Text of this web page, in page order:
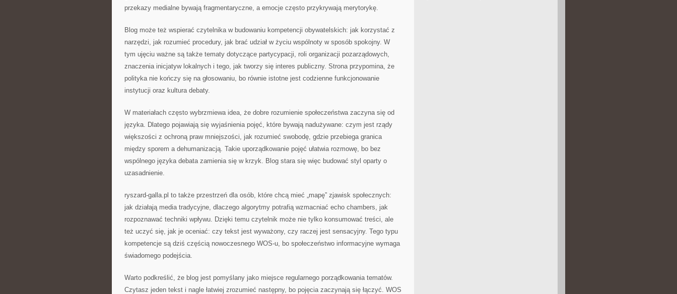
przekazy medialne bywają fragmentaryczne, a emocje często przykrywają merytorykę.
Blog może też wspierać czytelnika w budowaniu kompetencji obywatelskich: jak korzystać z
narzędzi, jak rozumieć procedury, jak brać udział w życiu wspólnoty w sposób spokojny. W
tym ujęciu ważne są także tematy dotyczące partycypacji, roli organizacji pozarządowych,
znaczenia inicjatyw lokalnych i tego, jak tworzy się interes publiczny. Strona przypomina, że
polityka nie kończy się na głosowaniu, bo równie istotne jest codzienne funkcjonowanie
instytucji oraz kultura debaty.
W materiałach często wybrzmiewa idea, że dobre rozumienie społeczeństwa zaczyna się od
języka. Dlatego pojawiają się wyjaśnienia pojęć, które bywają nadużywane: czym jest rządy
większości z ochroną praw mniejszości, jak rozumieć swobodę, gdzie przebiega granica
między sporem a dehumanizacją. Takie uporządkowanie pojęć ułatwia rozmowę, bo bez
wspólnego języka debata zamienia się w krzyk. Blog stara się więc budować styl oparty o
uzasadnienie.
ryszard-galla.pl to także przestrzeń dla osób, które chcą mieć „mapę” zjawisk społecznych:
jak działają media tradycyjne, dlaczego algorytmy potrafią wzmacniać echo chambers, jak
rozpoznawać techniki wpływu. Dzięki temu czytelnik może nie tylko konsumować treści, ale
też uczyć się, jak je oceniać: czy tekst jest wyważony, czy raczej jest sensacyjny. Tego typu
kompetencje są dziś częścią nowoczesnego WOS-u, bo społeczeństwo informacyjne wymaga
świadomego podejścia.
Warto podkreślić, że blog jest pomyślany jako miejsce regularnego porządkowania tematów.
Czytasz jeden tekst i nagle łatwiej zrozumieć następny, bo pojęcia zaczynają się łączyć. WOS